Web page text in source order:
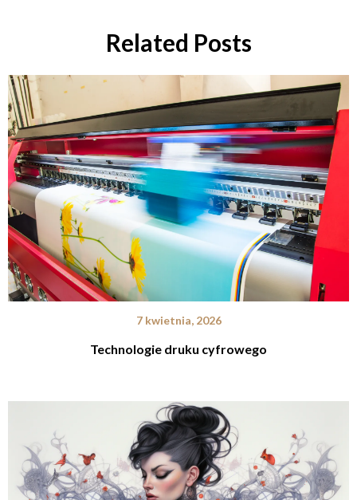
Related Posts
7 kwietnia, 2026
Technologie druku cyfrowego